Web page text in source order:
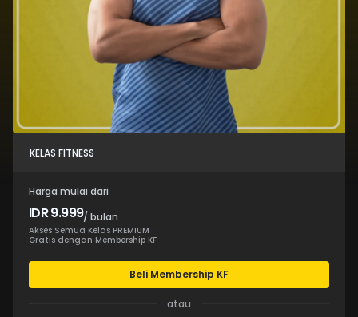
KELAS FITNESS
Harga mulai dari
IDR 9.999/ bulan
Akses Semua Kelas PREMIUM
Gratis dengan Membership KF
Beli Membership KF
atau